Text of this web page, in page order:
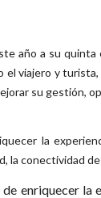
año a su quinta
el viajero y
su gestión,
la
la conectividad
enriquecer la